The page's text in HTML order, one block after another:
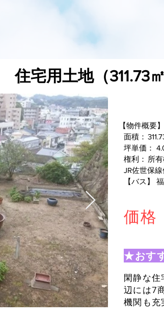
宅用土地（311.73㎡
【物件概要】
面積：
坪単価：
権利： 所
JR佐世保
【バス】
価格
★おす
閑静な
辺には7
機関も充